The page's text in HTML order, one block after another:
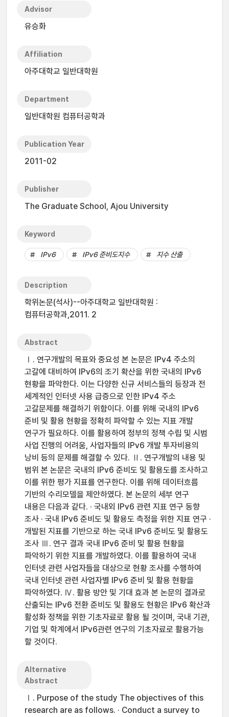
Advisor
유승화
Affiliation
아주대학교 일반대학원
Department
일반대학원 컴퓨터공학과
Publication Year
2011-02
Publisher
The Graduate School, Ajou University
Keyword
IPv6 IPv6 준비도지수 지수 산출
Description
학위논문(석사)--아주대학교 일반대학원 :
컴퓨터공학과,2011. 2
Abstract
Ⅰ. 연구개발의 목표와 중요성 본 논문은 IPv4 주소의
고갈에 대비하여 IPv6의 조기 확산을 위한 국내의 IPv6
현황을 파악한다. 이는 다양한 신규 서비스들의 등장과 전
세계적인 인터넷 사용 급증으로 인한 IPv4 주소
고갈문제를 해결하기 위함이다. 이를 위해 국내의 IPv6
준비 및 활용 현황을 정확히 파악할 수 있는 지표 개발
연구가 필요하다. 이를 활용하여 정부의 정책 수립 및 시범
사업 진행의 어려움, 사업자들의 IPv6 개발 투자비용의
낭비 등의 문제를 해결할 수 있다. Ⅱ. 연구개발의 내용 및
범위 본 논문은 국내의 IPv6 준비도 및 활용도를 조사하고
이를 위한 평가 지표를 연구한다. 이를 위해 데이터흐름
기반의 수리모델을 제안하였다. 본 논문의 세부 연구
내용은 다음과 같다. · 국내외 IPv6 관련 지표 연구 동향
조사 · 국내 IPv6 준비도 및 활용도 측정을 위한 지표 연구 ·
개발된 지표를 기반으로 하는 국내 IPv6 준비도 및 활용도
조사 Ⅲ. 연구 결과 국내 IPv6 준비 및 활용 현황을
파악하기 위한 지표를 개발하였다. 이를 활용하여 국내
인터넷 관련 사업자들을 대상으로 현황 조사를 수행하여
국내 인터넷 관련 사업자별 IPv6 준비 및 활용 현황을
파악하였다. Ⅳ. 활용 방안 및 기대 효과 본 논문의 결과로
산출되는 IPv6 전환 준비도 및 활용도 현황은 IPv6 확산과
활성화 정책을 위한 기초자료로 활용 될 것이며, 국내 기관,
기업 및 학계에서 IPv6관련 연구의 기초자료로 활용가능
할 것이다.
Alternative
Abstract
Ⅰ. Purpose of the study The objectives of this
research are as follows. · Conduct a survey to